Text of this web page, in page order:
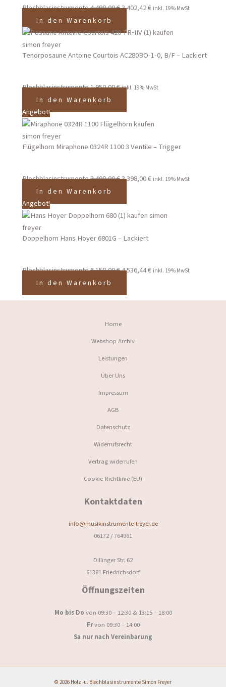
Blechblasinstrumente4.498,00€3.402,42€ inkl. 19% MwSt
In den Warenkorb
Tenorposaune Antoine Courtois AC280BO-1-0, B/F – Lackiert
Blechblasinstrumente1.950,00€inkl. 19% MwSt
In den Warenkorb
Angebot!
Flügelhorn Miraphone 0324R 1100 3 Ventile – Trigger
Blechblasinstrumente3.498,00€3.398,00€ inkl. 19% MwSt
In den Warenkorb
Angebot!
Doppelhorn Hans Hoyer 6801G – Lackiert
Blechblasinstrumente6.158,00€4.536,44€ inkl. 19% MwSt
In den Warenkorb
Home
Webshop Archiv
Leistungen
Über Uns
Impressum
AGB
Datenschutz
Widerrufsrecht
Vertrag widerrufen
Cookie-Richtlinie (EU)
Kontaktdaten
info@musikinstrumente-freyer.de
06172 / 764961
Dillinger Str. 62
61381 Friedrichsdorf
Öffnungszeiten
Mo bis Do von 09:30 – 12:30 & 13:15 – 18:00
Frvon 09:30 – 14:00
Sa nur nach Vereinbarung
© 2026 Holz -u. Blechblasinstrumente Simon Freyer